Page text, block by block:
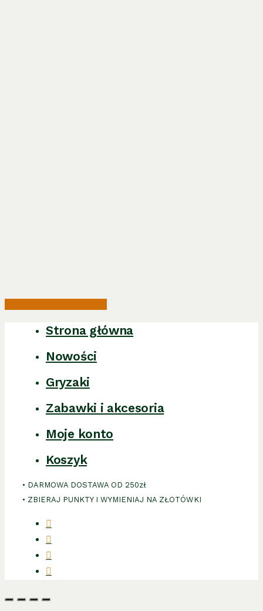
Close Strona główna
Nowości
Gryzaki
Zabawki i akcesoria
Moje konto
Koszyk
• DARMOWA DOSTAWA OD 250zł
• ZBIERAJ PUNKTY I WYMIENIAJ NA ZŁOTÓWKI
facebook
instagram
phone
email